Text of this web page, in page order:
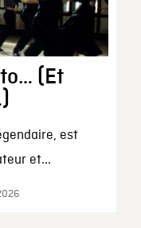
(Et
est
et...